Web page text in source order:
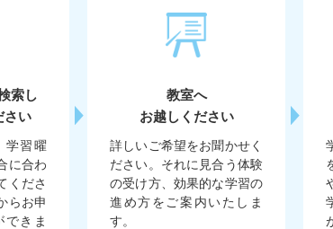
索し
さい
学習曜
に合わ
くださ
らお申
できま
教室へ
お越しください
詳しいご希望をお聞かせく
ださい。それに見合う体験
の受け方、効果的な学習の
進め方をご案内いたしま
す。